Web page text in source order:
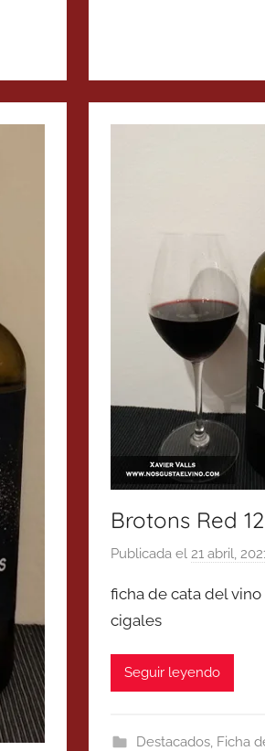
Brotons Red
Publicada el21 abril,
ficha de cata del
cigales
Seguir leyendo
Destacados, Ficha